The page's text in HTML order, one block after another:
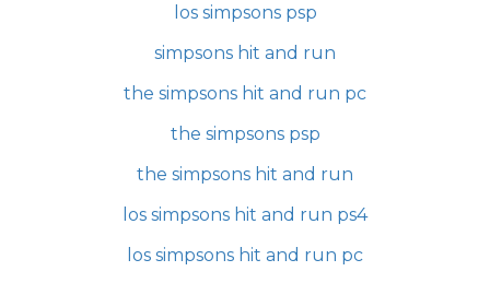
los simpsons psp
simpsons hit and run
the simpsons hit and run pc
the simpsons psp
the simpsons hit and run
los simpsons hit and run ps4
los simpsons hit and run pc